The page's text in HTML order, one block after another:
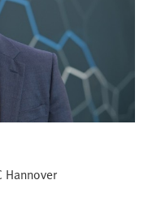
Hannover